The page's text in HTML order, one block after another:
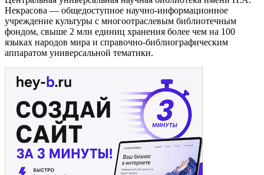
Некрасова — общедоступное научно-информационное
учреждение культуры с многоотраслевым библиотечным
фондом, свыше 2 млн единиц хранения более чем на 100
языках народов мира и справочно-библиографическим
аппаратом универсальной тематики.